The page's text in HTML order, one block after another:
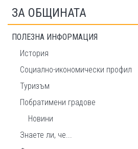
ЗА ОБЩИНАТА
ПОЛЕЗНА ИНФОРМАЦИЯ
История
Социално-икономически профил
Туризъм
Побратимени градове
Новини
Знаете ли, че...